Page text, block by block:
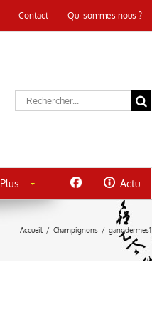
Contact Qui sommes nous ?
Rechercher:
Plus… Actu
Accueil / Champignons / ganodermes1